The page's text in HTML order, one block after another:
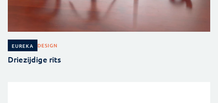
EUREKA DESIGN
Driezijdige rits